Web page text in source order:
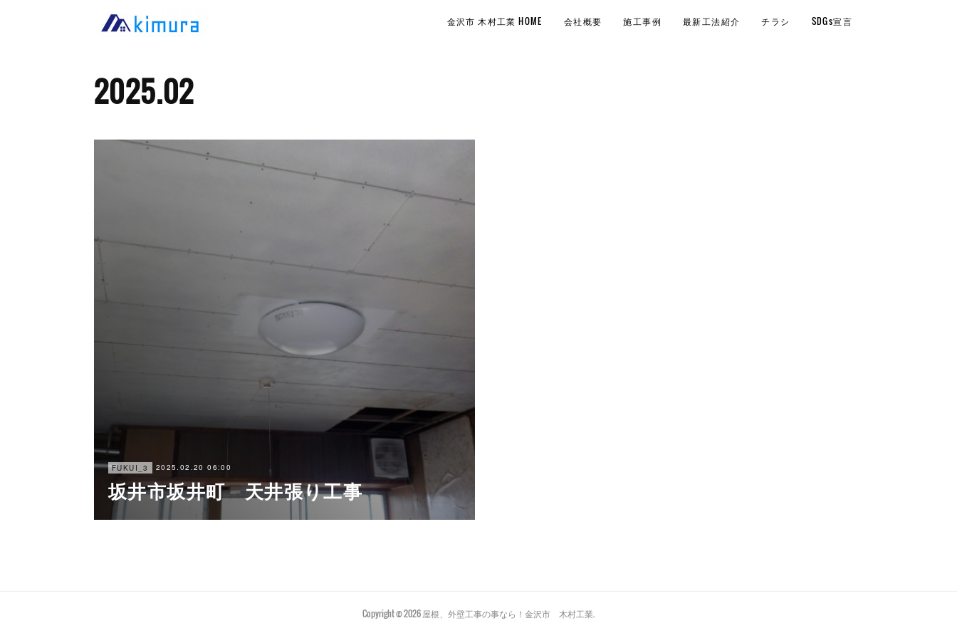
金沢市 木村工業 HOME 会社概要 施工事例 最新工法紹介 チラシ SDGs宣言
2025.02
FUKUI_3 2025.02.20 06:00
坂井市坂井町 天井張り工事
Copyright ©2026屋根、外壁工事の事なら！金沢市 木村工業.